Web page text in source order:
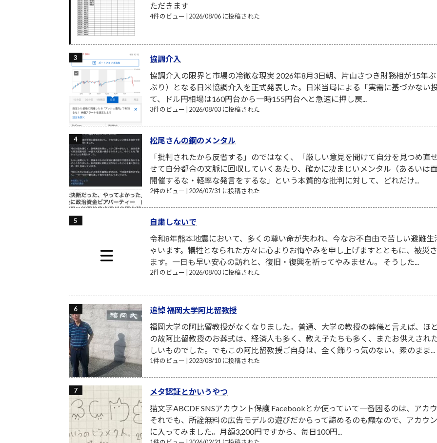
ただきます
4件のビュー 2026/08/06 に投稿された
協調介入
協調介入の限界と市場の冷徹な現実 2026年8月3日朝、片山さつき財務相が15年
ぶり）となる日米協調介入を正式発表した。日米当局による「実需に基づかない
て、ドル円相場は160円台から一時155円台へと急速に押し戻...
3件のビュー 2026/08/03 に投稿された
松尾さんの鋼のメンタル
「批判されたから反省する」のではなく、「厳しい意見を聞けて自分を見つめ直
せて自分都合の文脈に回収していくあたり、確かに凄まじいメンタル（あるいは
開催するな・軽率な発言をするな」という本質的な批判に対して、どれだけ...
2件のビュー 2026/07/31 に投稿された
自粛しないで
令和8年熊本地震において、多くの尊い命が失われ、今なお不自由で苦しい避難
ゃいます。犠牲となられた方々に心よりお悔やみを申し上げますとともに、被災
ます。一日も早い安心の訪れと、復旧・復興を祈ってやみません。 そうした...
2件のビュー 2026/08/03 に投稿された
追悼 福岡大学阿比留教授
福岡大学の阿比留教授がなくなりました。普通、大学の教授の葬儀と言えば、ほ
の故阿比留教授のお葬式は、経済人も多く、教え子たちも多く、またお供えされ
しいものでした。でもこの阿比留教授ご自身は、全く飾りっ気のない、素のまま...
1件のビュー 2023/08/10 に投稿された
メタ認証とかいうやつ
猫文字ABCDE SNSアカウント保護 Facebookとか使っていて一番困るのは、アカ
それでも、所詮無料の広告モデルの遊びだからって諦めるのも癪なので、アカウ
に入ってみました。月額3,200円ですから、毎日100円...